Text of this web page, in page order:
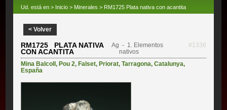
Ud. está en > Inicio > Minerales > RM1725 Plata nativa con acantita
< Volver
RM1725 PLATA NATIVA
CON ACANTITA
Ag - 1. Elementos
nativos
#1336
Mina Balcoll, Pou 2, Falset, Priorat,Tarragona,Catalunya,
España